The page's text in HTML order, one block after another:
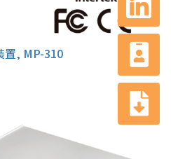
置, MP-310